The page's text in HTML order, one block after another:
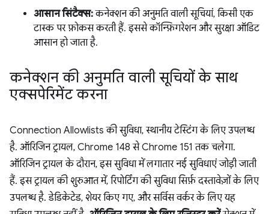
आसान सिंटैक्स:कनेक्शन की अनुमति वाली सूचियां, किसी एक
टास्क पर फ़ोकस करती हैं. इससे कॉन्फ़िगरेशन और सुरक्षा ऑडिट
आसान हो जाता है.
कनेक्शन की अनुमति वाली सूचियों के साथ
एक्सपेरिमेंट करना
Connection Allowlists की सुविधा, स्थानीय टेस्टिंग के लिए उपलब्ध
है. ऑरिजिन ट्रायल, Chrome 148 से Chrome 151 तक चलेगा.
ऑरिजिन ट्रायल के दौरान, इस सुविधा में लगातार नई सुविधाएं जोड़ी जाती
हैं. इस ट्रायल की शुरुआत में, रिपोर्टिंग की सुविधा सिर्फ़ दस्तावेज़ों के लिए
उपलब्ध है. डेडिकेटेड, शेयर किए गए, और सर्विस वर्कर के लिए यह